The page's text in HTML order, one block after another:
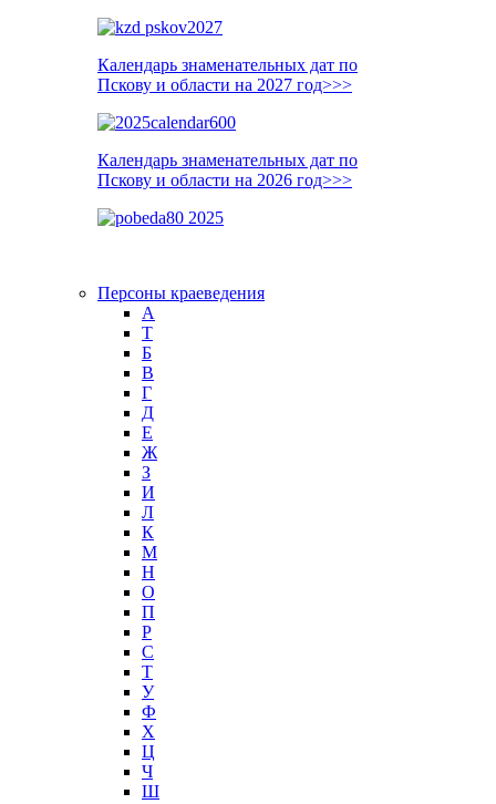
Календарь знаменательных дат по
Пскову и области на 2027 год>>>
Календарь знаменательных дат по
Пскову и области на 2026 год>>>
Персоны краеведения
А
T
Б
В
Г
Д
Е
Ж
З
И
Л
К
М
Н
О
П
Р
С
Т
У
Ф
Х
Ц
Ч
Ш